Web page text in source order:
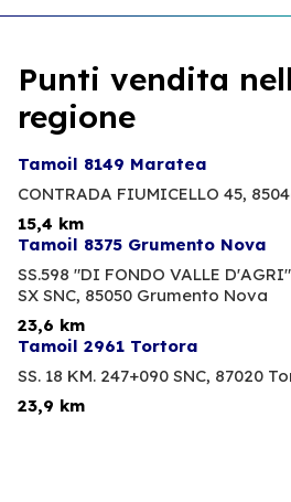
Punti vendita
regione
Tamoil 8149 Maratea
CONTRADA FIUMICELLO 45,
15,4 km
Tamoil 8375 Grumento Nova
SS.598 "DI FONDO VALLE
SX SNC, 85050 Grumento Nova
23,6 km
Tamoil 2961 Tortora
SS. 18 KM. 247+090 SNC, 87020
23,9 km